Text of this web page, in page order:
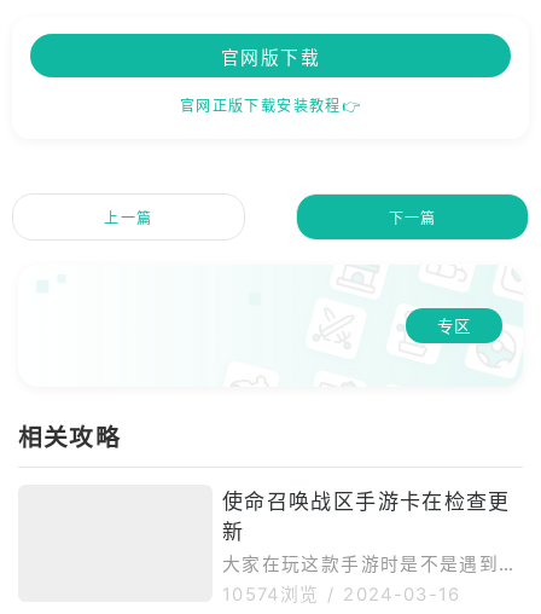
官网版下载
官网正版下载安装教程👉
上一篇 下一篇
专区
相关攻略
使命召唤战区手游卡在检查更
新
大家在玩这款手游时是不是遇到了
这样一个情况，莫名就卡在了检查
10574浏览 / 2024-03-16